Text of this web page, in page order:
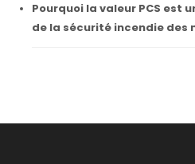
Pourquoi la valeur PCS est
de la sécurité incendie